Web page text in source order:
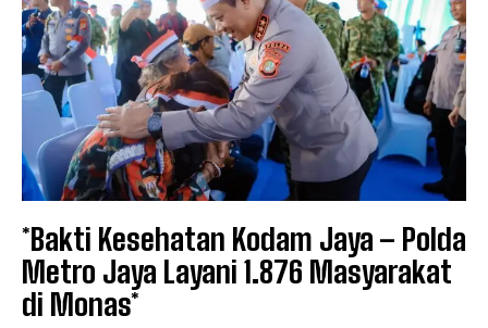
*Bakti Kesehatan Kodam Jaya – Polda
Metro Jaya Layani 1.876 Masyarakat
di Monas*